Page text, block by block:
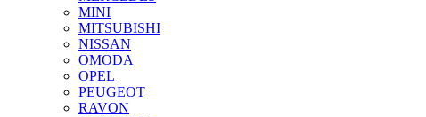
MINI
MITSUBISHI
NISSAN
OMODA
OPEL
PEUGEOT
RAVON